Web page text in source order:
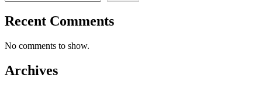
Recent Comments
No comments to show.
Archives